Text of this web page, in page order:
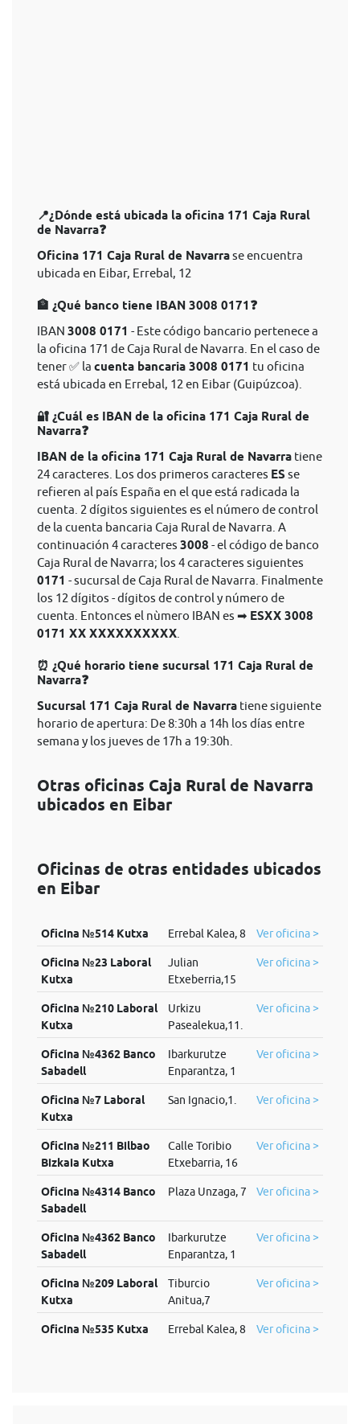
📍¿Dónde está ubicada la oficina 171 Caja Rural
de Navarra❓
Oficina 171 Caja Rural de Navarrase encuentra
ubicada en Eibar, Errebal, 12
🏦 ¿Qué banco tiene IBAN 3008 0171❓
IBAN 3008 0171 - Este código bancario pertenece a
la oficina 171 de Caja Rural de Navarra. En el caso de
tener ✅ la cuenta bancaria 3008 0171 tu oficina
está ubicada en Errebal, 12 en Eibar (Guipúzcoa).
🔐 ¿Cuál es IBAN de la oficina 171 Caja Rural de
Navarra❓
IBAN de la oficina 171 Caja Rural de Navarra tiene
24 caracteres. Los dos primeros caracteres ES se
refieren al país España en el que está radicada la
cuenta. 2 dígitos siguientes es el número de control
de la cuenta bancaria Caja Rural de Navarra. A
continuación 4 caracteres 3008 - el código de banco
Caja Rural de Navarra; los 4 caracteres siguientes
0171 - sucursal de Caja Rural de Navarra. Finalmente
los 12 dígitos - dígitos de control y número de
cuenta. Entonces el nùmero IBAN es ➡ ESXX 3008
0171 XX XXXXXXXXXX
⏰ ¿Qué horario tiene sucursal 171 Caja Rural de
Navarra❓
Sucursal 171 Caja Rural de Navarra tiene siguiente
horario de apertura: De 8:30h a 14h los días entre
semana y los jueves de 17h a 19:30h.
Otras oficinas Caja Rural de Navarra
ubicados en Eibar
Oficinas de otras entidades ubicados
en Eibar
Oficina №514 Kutxa Errebal Kalea, 8 Ver oficina >
Oficina №23 Laboral
Kutxa
Julian
Etxeberria,15
Ver oficina >
Oficina №210 Laboral
Kutxa
Urkizu
Pasealekua,11.
Ver oficina >
Oficina №4362 Banco
Sabadell
Ibarkurutze
Enparantza, 1
Ver oficina >
Oficina №7 Laboral
Kutxa
San Ignacio,1. Ver oficina >
Oficina №211 Bilbao
Bizkaia Kutxa
Calle Toribio
Etxebarria, 16
Ver oficina >
Oficina №4314 Banco
Sabadell
Plaza Unzaga, 7 Ver oficina >
Oficina №4362 Banco
Sabadell
Ibarkurutze
Enparantza, 1
Ver oficina >
Oficina №209 Laboral
Kutxa
Tiburcio
Anitua,7
Ver oficina >
Oficina №535 Kutxa Errebal Kalea, 8 Ver oficina >